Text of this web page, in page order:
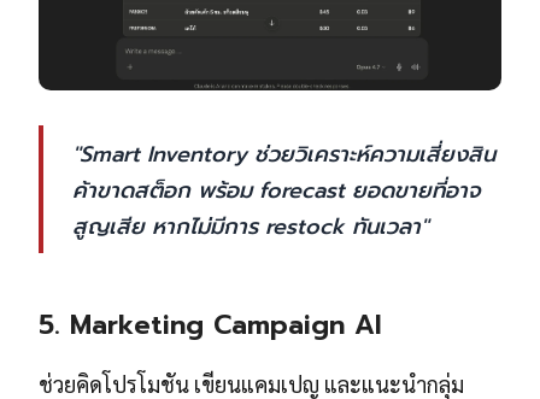
"Smart Inventory ช่วยวิเคราะห์ความเสี่ยงสิน
ค้าขาดสต็อก พร้อม forecast ยอดขายที่อาจ
สูญเสีย หากไม่มีการ restock ทันเวลา"
5. Marketing Campaign AI
ช่วยคิดโปรโมชัน เขียนแคมเปญ และแนะนำกลุ่ม